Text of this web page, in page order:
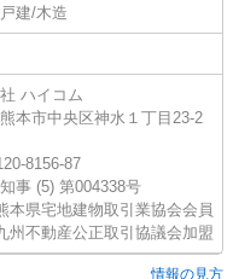
建/木造
ハイコム
本市中央区神水１丁目23-2
8156-87
事 (5) 第004338号
本県宅地建物取引業協会会員
州不動産公正取引協議会加盟
情報の見方